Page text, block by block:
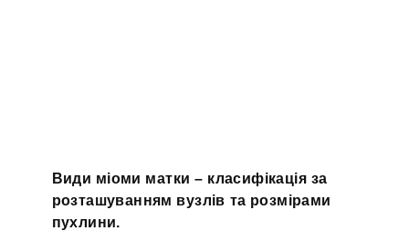
Види міоми матки – класифікація за
розташуванням вузлів та розмірами
пухлини.